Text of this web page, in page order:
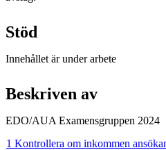
Stöd
Innehållet är under arbete
Beskriven av
EDO/AUA Examensgruppen 2024
1 Kontrollera om inkommen